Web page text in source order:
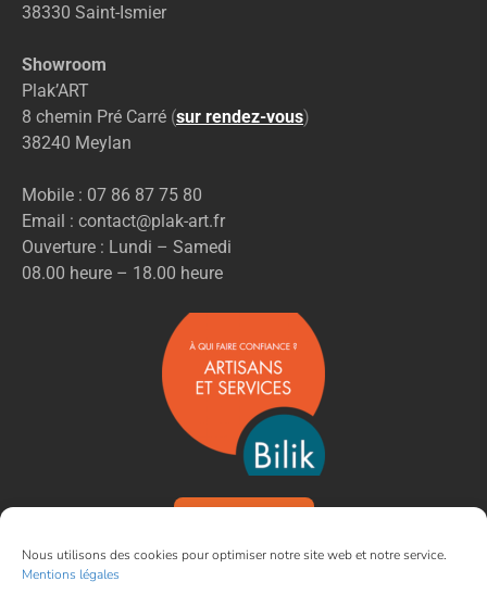
Nous utilisons des cookies pour optimiser notre site web et notre service.
Mentions légales
38330 Saint-Ismier
Showroom
Plak’ART
8 chemin Pré Carré (sur rendez-vous)
38240 Meylan
Mobile : 07 86 87 75 80
Email : contact@plak-art.fr
Ouverture : Lundi – Samedi
08.00 heure – 18.00 heure